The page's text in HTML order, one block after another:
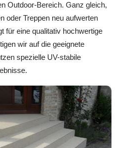
Outdoor-Bereich. Ganz gleich,
oder Treppen neu aufwerten
für eine qualitativ hochwertige
wir auf die geeignete
spezielle UV-stabile